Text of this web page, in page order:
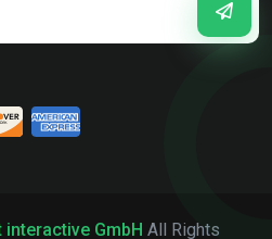
GmbH All Rights